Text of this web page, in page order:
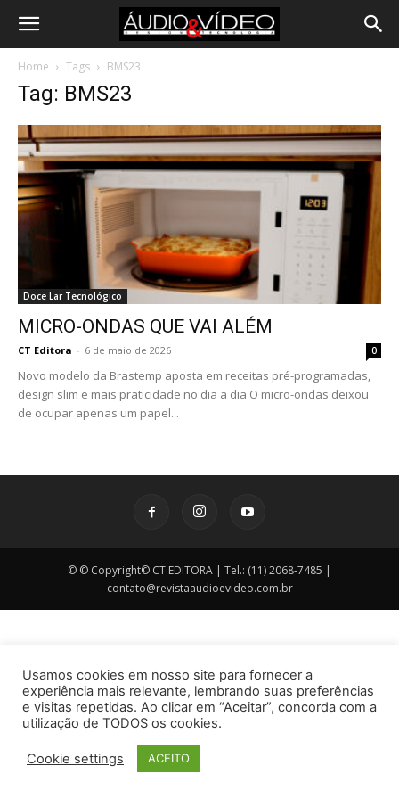
Home Tags BMS23
Tag: BMS23
Doce Lar Tecnológico
MICRO-ONDAS QUE VAI ALÉM
CT Editora - 6 de maio de 2026 0
Novo modelo da Brastemp aposta em receitas pré-programadas,
design slim e mais praticidade no dia a dia O micro-ondas deixou
de ocupar apenas um papel...
© © Copyright© CT EDITORA | Tel.: (11) 2068-7485 |
contato@revistaaudioevideo.com.br
Usamos cookies em nosso site para fornecer a
experiência mais relevante, lembrando suas preferências
e visitas repetidas. Ao clicar em “Aceitar”, concorda com a
utilização de TODOS os cookies.
Cookie settings ACEITO